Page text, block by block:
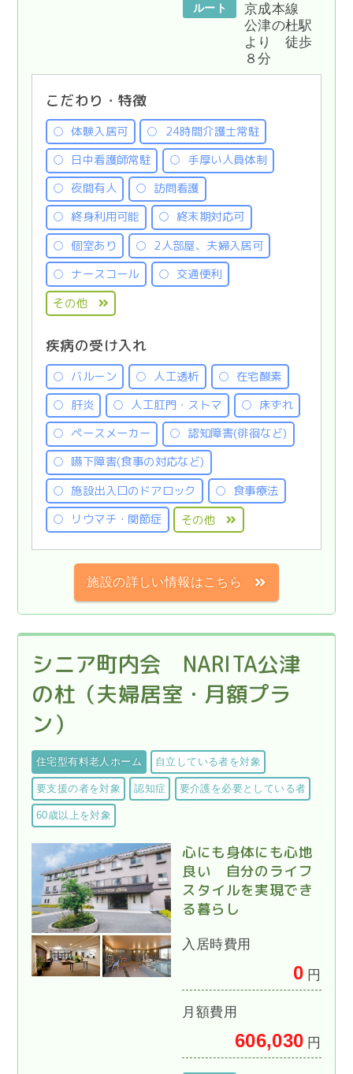
ルート
京成本線
公津の杜駅
より 徒歩
８分
こだわり・特徴
体験入居可
24時間介護士常駐
日中看護師常駐
手厚い人員体制
夜間有人
訪問看護
終身利用可能
終末期対応可
個室あり
2人部屋、夫婦入居可
ナースコール
交通便利
その他
疾病の受け入れ
バルーン 人工透析
在宅酸素
肝炎
人工肛門・ストマ
床ずれ
ペースメーカー
認知障害(徘徊など)
嚥下障害(食事の対応など)
施設出入口のドアロック
食事療法
リウマチ・関節症
その他
施設の詳しい情報はこちら
シニア町内会 NARITA公津
の杜（夫婦居室・月額プラ
ン）
住宅型有料老人ホーム 自立している者を対象
要支援の者を対象 認知症 要介護を必要としている者
60歳以上を対象
心にも身体にも心地
良い 自分のライフ
スタイルを実現でき
る暮らし
入居時費用
0 円
月額費用
606,030 円